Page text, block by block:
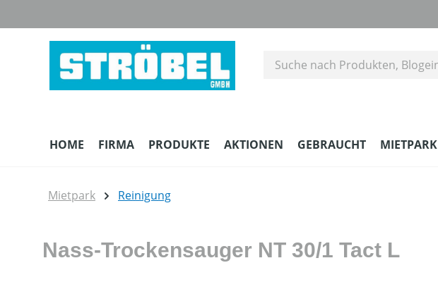
HOME FIRMA PRODUKTE AKTIONEN GEBRAUCHT MIETPARK
Mietpark Reinigung
Nass-Trockensauger NT 30/1 Tact L